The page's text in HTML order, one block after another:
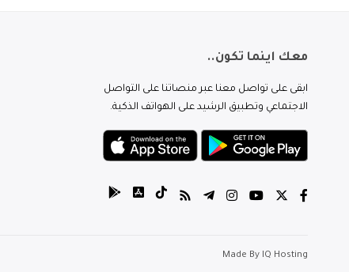
معك اينما تكون..
ابقى على تواصل معنا عبر منصاتنا على التواصل
الاجتماعي وتطبيق الرشيد على الهواتف الذكية.
Made By IQ Hosting